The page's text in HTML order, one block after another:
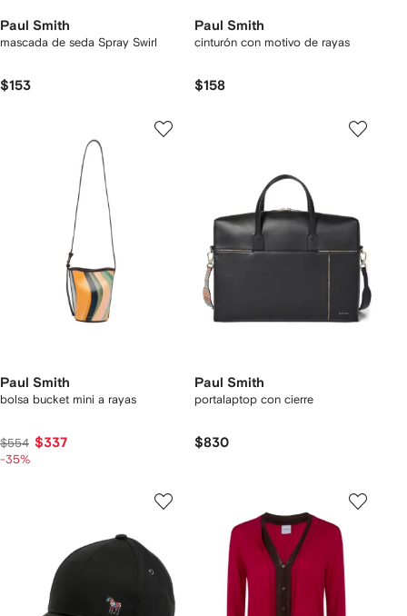
Paul Smith
mascada de seda Spray Swirl
$153
Paul Smith
cinturón con motivo de rayas
$158
Paul Smith
bolsa bucket mini a rayas
$554 $337
-35%
Paul Smith
portalaptop con cierre
$830